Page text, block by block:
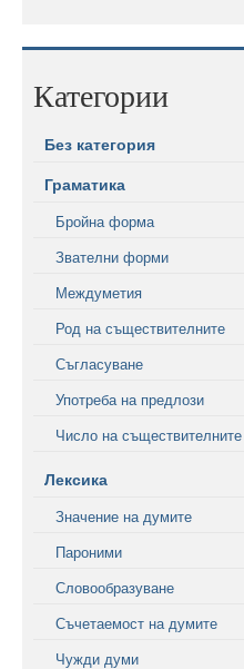
Категории
Без категория
Граматика
Бройна форма
Звателни форми
Междуметия
Род на съществителните
Съгласуване
Употреба на предлози
Число на съществителните
Лексика
Значение на думите
Пароними
Словообразуване
Съчетаемост на думите
Чужди думи